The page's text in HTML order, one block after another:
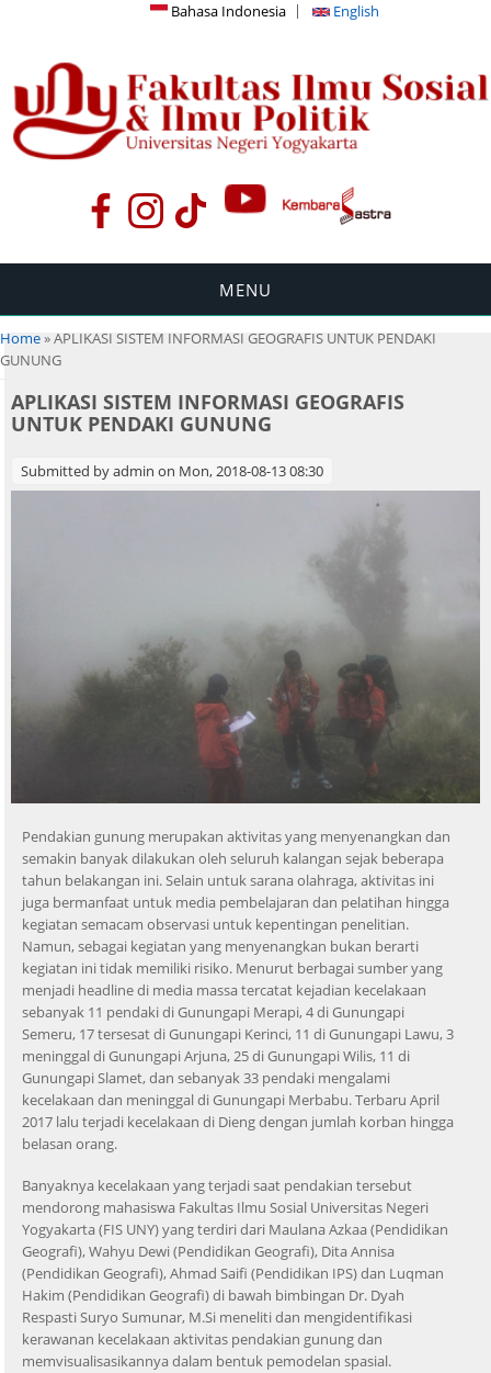
Bahasa Indonesia English
MENU
You are here
Home» APLIKASI SISTEM INFORMASI GEOGRAFIS UNTUK PENDAKI
GUNUNG
APLIKASI SISTEM INFORMASI GEOGRAFIS
UNTUK PENDAKI GUNUNG
Submitted byadmin on Mon, 2018-08-13 08:30
Pendakian gunung merupakan aktivitas yang menyenangkan dan
semakin banyak dilakukan oleh seluruh kalangan sejak beberapa
tahun belakangan ini. Selain untuk sarana olahraga, aktivitas ini
juga bermanfaat untuk media pembelajaran dan pelatihan hingga
kegiatan semacam observasi untuk kepentingan penelitian.
Namun, sebagai kegiatan yang menyenangkan bukan berarti
kegiatan ini tidak memiliki risiko. Menurut berbagai sumber yang
menjadi headline di media massa tercatat kejadian kecelakaan
sebanyak 11 pendaki di Gunungapi Merapi, 4 di Gunungapi
Semeru, 17 tersesat di Gunungapi Kerinci, 11 di Gunungapi Lawu, 3
meninggal di Gunungapi Arjuna, 25 di Gunungapi Wilis, 11 di
Gunungapi Slamet, dan sebanyak 33 pendaki mengalami
kecelakaan dan meninggal di Gunungapi Merbabu. Terbaru April
2017 lalu terjadi kecelakaan di Dieng dengan jumlah korban hingga
belasan orang.
Banyaknya kecelakaan yang terjadi saat pendakian tersebut
mendorong mahasiswa Fakultas Ilmu Sosial Universitas Negeri
Yogyakarta (FIS UNY) yang terdiri dari Maulana Azkaa (Pendidikan
Geografi), Wahyu Dewi (Pendidikan Geografi), Dita Annisa
(Pendidikan Geografi), Ahmad Saifi (Pendidikan IPS) dan Luqman
Hakim (Pendidikan Geografi) di bawah bimbingan Dr. Dyah
Respasti Suryo Sumunar, M.Si meneliti dan mengidentifikasi
kerawanan kecelakaan aktivitas pendakian gunung dan
memvisualisasikannya dalam bentuk pemodelan spasial.